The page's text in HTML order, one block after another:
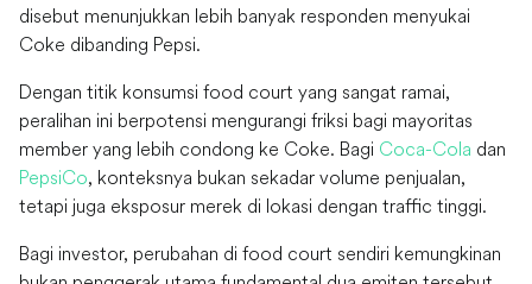
disebut menunjukkan lebih banyak responden menyukai
Coke dibanding Pepsi.
Dengan titik konsumsi food court yang sangat ramai,
peralihan ini berpotensi mengurangi friksi bagi mayoritas
member yang lebih condong ke Coke. Bagi Coca-Cola dan
PepsiCo, konteksnya bukan sekadar volume penjualan,
tetapi juga eksposur merek di lokasi dengan traffic tinggi.
Bagi investor, perubahan di food court sendiri kemungkinan